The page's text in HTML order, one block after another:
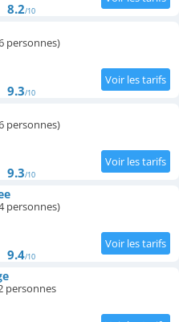
8.2/10
personnes)
9.3/10
personnes)
9.3/10
personnes)
9.4/10
personnes